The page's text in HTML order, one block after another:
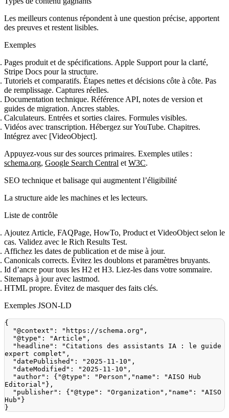
Les meilleurs contenus répondent à une question précise, apportent
des preuves et restent lisibles.
Exemples
Pages produit et de spécifications. Apple Support pour la clarté,
Stripe Docs pour la structure.
Tutoriels et comparatifs. Étapes nettes et décisions côte à côte. Pas
de remplissage. Captures réelles.
Documentation technique. Référence API, notes de version et
guides de migration. Ancres stables.
Calculateurs. Entrées et sorties claires. Formules visibles.
Vidéos avec transcription. Hébergez sur YouTube. Chapitres.
Intégrez avec [VideoObject].
Appuyez‑vous sur des sources primaires. Exemples utiles :
schema.org, Google Search Central et W3C.
SEO technique et balisage qui augmentent l’éligibilité
La structure aide les machines et les lecteurs.
Liste de contrôle
Ajoutez Article, FAQPage, HowTo, Product et VideoObject selon le
cas. Validez avec le Rich Results Test.
Affichez les dates de publication et de mise à jour.
Canonicals corrects. Évitez les doublons et paramètres bruyants.
Id d’ancre pour tous les H2 et H3. Liez‑les dans votre sommaire.
Sitemaps à jour avec lastmod.
HTML propre. Évitez de masquer des faits clés.
Exemples JSON‑LD
{
"@context" : "https://schema.org" ,
"@type" : "Article" ,
"headline" :
"Citations des assistants IA : le guide
expert complet" ,
"datePublished" : "2025-11-10" ,
"dateModified" : "2025-11-10" ,
"author" : { "@type" : "Person" , "name" :
"AISO Hub
Editorial" } ,
"publisher" : { "@type" : "Organization" , "name" :
"AISO
Hub" }
}